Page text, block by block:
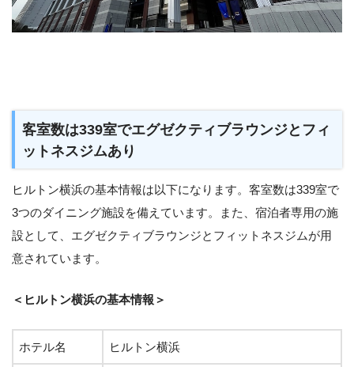
客室数は339室でエグゼクティブラウンジとフィ
ットネスジムあり
ヒルトン横浜の基本情報は以下になります。客室数は339室で
3つのダイニング施設を備えています。また、宿泊者専用の施
設として、エグゼクティブラウンジとフィットネスジムが用
意されています。
＜ヒルトン横浜の基本情報＞
ホテル名 ヒルトン横浜